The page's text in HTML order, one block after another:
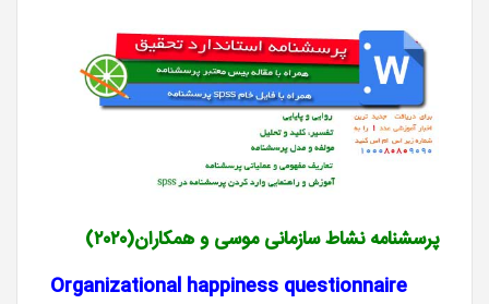
پرسشنامه نشاط سازمانیموسی و همکاران(۲۰۲۰)
Organizational happiness questionnaire